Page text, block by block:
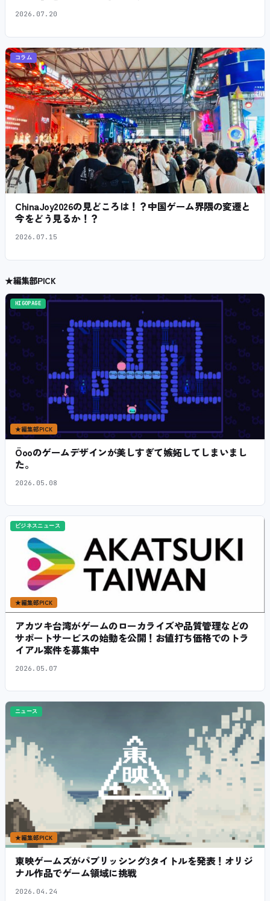
2026.07.20
コラム
ChinaJoy2026の見どころは！？中国ゲーム界隈の変遷と
今をどう見るか！？
2026.07.15
★編集部PICK
HIGOPAGE
★編集部PICK
Öooのゲームデザインが美しすぎて嫉妬してしまいまし
た。
2026.05.08
ビジネスニュース
★編集部PICK
アカツキ台湾がゲームのローカライズや品質管理などの
サポートサービスの始動を公開！お値打ち価格でのトラ
イアル案件を募集中
2026.05.07
ニュース
★編集部PICK
東映ゲームズがパブリッシング3タイトルを発表！オリジ
ナル作品でゲーム領域に挑戦
2026.04.24